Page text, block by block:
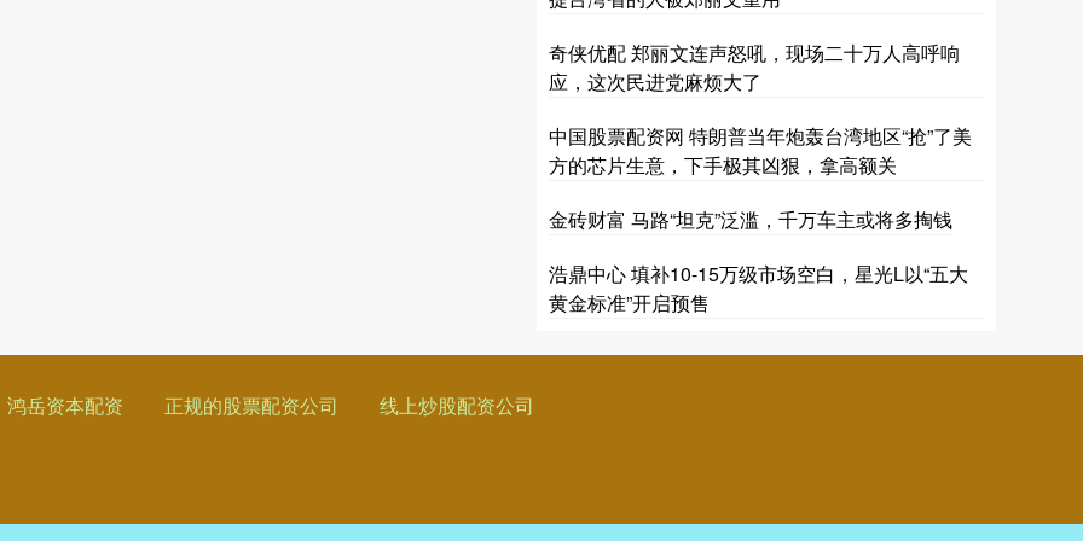
奇侠优配 郑丽文连声怒吼，现场二十万人高呼响
应，这次民进党麻烦大了
中国股票配资网 特朗普当年炮轰台湾地区“抢”了美
方的芯片生意，下手极其凶狠，拿高额关
金砖财富 马路“坦克”泛滥，千万车主或将多掏钱
浩鼎中心 填补10-15万级市场空白，星光L以“五大
黄金标准”开启预售
鸿岳资本配资 正规的股票配资公司 线上炒股配资公司